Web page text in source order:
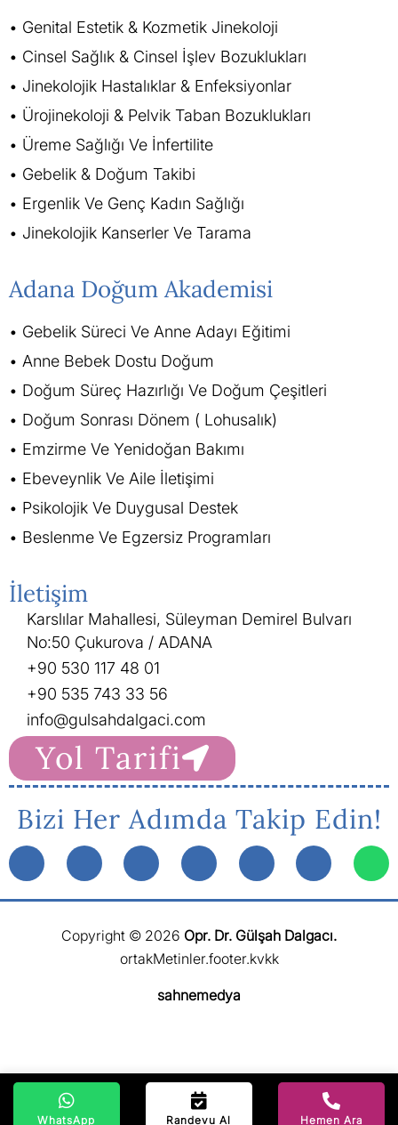
WhatsApp Randevu Al Hemen Ara
Genital Estetik & Kozmetik Jinekoloji
Cinsel Sağlık & Cinsel İşlev Bozuklukları
Jinekolojik Hastalıklar & Enfeksiyonlar
Ürojinekoloji & Pelvik Taban Bozuklukları
Üreme Sağlığı Ve İnfertilite
Gebelik & Doğum Takibi
Ergenlik Ve Genç Kadın Sağlığı
Jinekolojik Kanserler Ve Tarama
Adana Doğum Akademisi
Gebelik Süreci Ve Anne Adayı Eğitimi
Anne Bebek Dostu Doğum
Doğum Süreç Hazırlığı Ve Doğum Çeşitleri
Doğum Sonrası Dönem ( Lohusalık)
Emzirme Ve Yenidoğan Bakımı
Ebeveynlik Ve Aile İletişimi
Psikolojik Ve Duygusal Destek
Beslenme Ve Egzersiz Programları
İletişim
Karslılar Mahallesi, Süleyman Demirel Bulvarı
No:50 Çukurova / ADANA
+90 530 117 48 01
+90 535 743 33 56
info@gulsahdalgaci.com
Yol Tarifi
Bizi Her Adımda Takip Edin!
Copyright © 2026 Opr. Dr. Gülşah Dalgacı.
ortakMetinler.footer.kvkk
sahnemedya